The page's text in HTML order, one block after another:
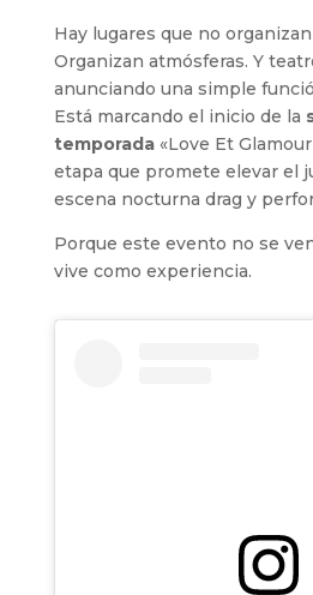
Hay lugares que no
Organizan atmósferas. Y
anunciando una simple
Está marcando el inicio de la
temporada«Love Et
etapa que promete elevar el
escena nocturna drag y
Porque este evento no se
vive como experiencia.